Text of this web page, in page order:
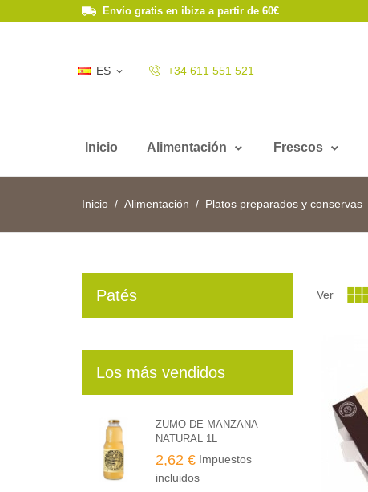
Envío gratis en ibiza a partir de 60€
ES  +34 611 551 521
Inicio Alimentación Frescos
Inicio Alimentación Platos preparados y conservas
Patés
Los más vendidos
ZUMO DE MANZANA
NATURAL 1L
2,62 € Impuestos
incluidos
Ver